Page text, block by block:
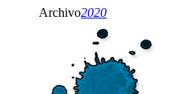
Archivo2020